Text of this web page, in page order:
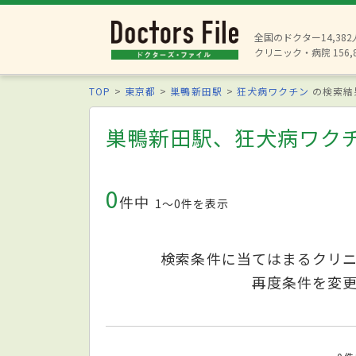
全国のドクター14,382
クリニック・病院
TOP 東京都 巣鴨新田駅 狂犬病ワクチン の検索
巣鴨新田駅、狂犬病ワク
0件中 1〜0件を表示
検索条件に当てはまるクリ
再度条件を変